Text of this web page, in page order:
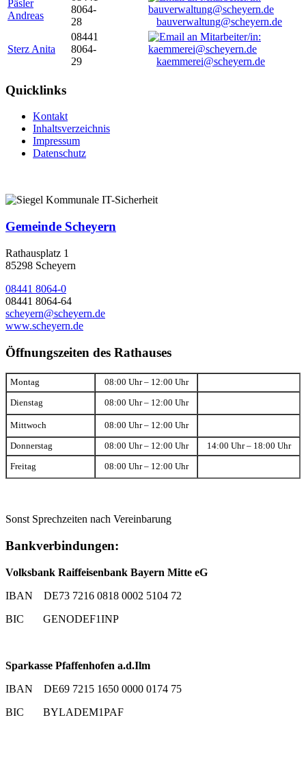
Päsler
Andreas
8064-
28
bauverwaltung@scheyern.de
Sterz Anita
08441
8064-
29
kaemmerei@scheyern.de
Quicklinks
Kontakt
Inhaltsverzeichnis
Impressum
Datenschutz
Gemeinde Scheyern
Rathausplatz 1
85298 Scheyern
08441 8064-0
08441 8064-64
scheyern@scheyern.de
www.scheyern.de
Öffnungszeiten des Rathauses
Montag 08:00 Uhr – 12:00 Uhr
Dienstag 08:00 Uhr – 12:00 Uhr
Mittwoch 08:00 Uhr – 12:00 Uhr
Donnerstag 08:00 Uhr – 12:00 Uhr 14:00 Uhr – 18:00 Uhr
Freitag 08:00 Uhr – 12:00 Uhr
Sonst Sprechzeiten nach Vereinbarung
Bankverbindungen:
Volksbank Raiffeisenbank Bayern Mitte eG
IBAN DE73 7216 0818 0002 5104 72
BIC GENODEF1INP
Sparkasse Pfaffenhofen a.d.Ilm
IBAN DE69 7215 1650 0000 0174 75
BIC BYLADEM1PAF